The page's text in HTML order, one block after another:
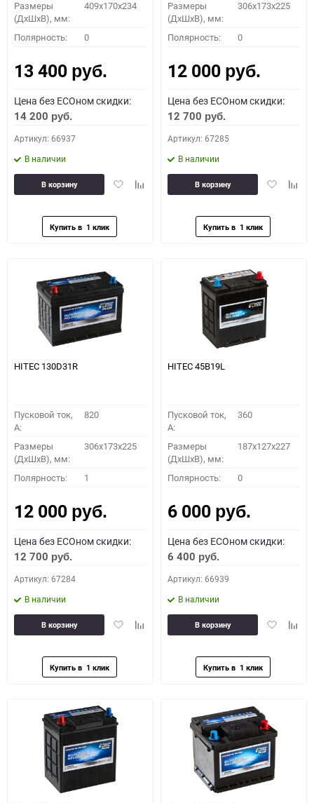
Размеры
(ДхШхВ), мм:
409x170x234
Полярность: 0
13 400 руб.
Цена без ECOном скидки:
14 200 руб.
Артикул: 66937
В наличии
ДобавитьДобавить
В корзину
Размеры
(ДхШхВ), мм:
306x173x225
Полярность: 0
12 000 руб.
Цена без ECOном скидки:
12 700 руб.
Артикул: 67285
В наличии
Добавить
В корзину
HITEC 130D31R
Пусковой ток,
A:
820
Размеры
(ДхШхВ), мм:
306x173x225
Полярность: 1
12 000 руб.
Цена без ECOном скидки:
12 700 руб.
Артикул: 67284
В наличии
ДобавитьДобавить
В корзину
HITEC 45B19L
Пусковой ток,
A:
360
Размеры
(ДхШхВ), мм:
187x127x227
Полярность: 0
6 000 руб.
Цена без ECOном скидки:
6 400 руб.
Артикул: 66939
В наличии
Добавить
В корзину